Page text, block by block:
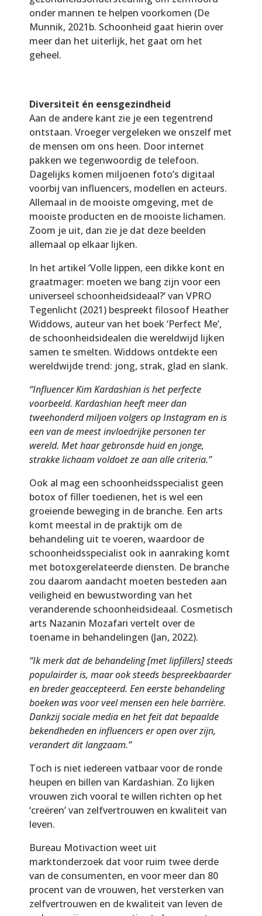
onder mannen te helpen voorkomen (De
Munnik, 2021b. Schoonheid gaat hierin over
meer dan het uiterlijk, het gaat om het
geheel.
Diversiteit én eensgezindheid
Aan de andere kant zie je een tegentrend
ontstaan. Vroeger vergeleken we onszelf met
de mensen om ons heen. Door internet
pakken we tegenwoordig de telefoon.
Dagelijks komen miljoenen foto’s digitaal
voorbij van influencers, modellen en acteurs.
Allemaal in de mooiste omgeving, met de
mooiste producten en de mooiste lichamen.
Zoom je uit, dan zie je dat deze beelden
allemaal op elkaar lijken.
In het artikel ‘Volle lippen, een dikke kont en
graatmager: moeten we bang zijn voor een
universeel schoonheidsideaal?’ van VPRO
Tegenlicht (2021) bespreekt filosoof Heather
Widdows, auteur van het boek ‘Perfect Me’,
de schoonheidsidealen die wereldwijd lijken
samen te smelten. Widdows ontdekte een
wereldwijde trend: jong, strak, glad en slank.
“Influencer Kim Kardashian is het perfecte
voorbeeld. Kardashian heeft meer dan
tweehonderd miljoen volgers op Instagram en is
een van de meest invloedrijke personen ter
wereld. Met haar gebronsde huid en jonge,
strakke lichaam voldoet ze aan alle criteria.”
Ook al mag een schoonheidsspecialist geen
botox of filler toedienen, het is wel een
groeiende beweging in de branche. Een arts
komt meestal in de praktijk om de
behandeling uit te voeren, waardoor de
schoonheidsspecialist ook in aanraking komt
met botoxgerelateerde diensten. De branche
zou daarom aandacht moeten besteden aan
veiligheid en bewustwording van het
veranderende schoonheidsideaal. Cosmetisch
arts Nazanin Mozafari vertelt over de
toename in behandelingen (Jan, 2022).
“Ik merk dat de behandeling [met lipfillers] steeds
populairder is, maar ook steeds bespreekbaarder
en breder geaccepteerd. Een eerste behandeling
boeken was voor veel mensen een hele barrière.
Dankzij sociale media en het feit dat bepaalde
bekendheden en influencers er open over zijn,
verandert dit langzaam.”
Toch is niet iedereen vatbaar voor de ronde
heupen en billen van Kardashian. Zo lijken
vrouwen zich vooral te willen richten op het
‘creëren’ van zelfvertrouwen en kwaliteit van
leven.
Bureau Motivaction weet uit
marktonderzoek dat voor ruim twee derde
van de consumenten, en voor meer dan 80
procent van de vrouwen, het versterken van
zelfvertrouwen en de kwaliteit van leven de